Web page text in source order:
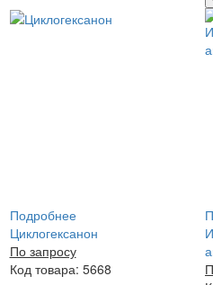
Подробнее
Циклогексанон
По запросу
Код товара: 5668